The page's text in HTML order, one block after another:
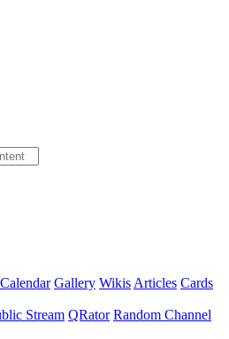
Calendar Gallery Wikis Articles Cards
Stream QRator Random Channel